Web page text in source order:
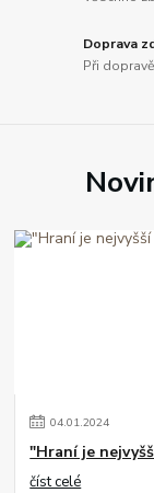
Doprava
Při
04.01.2024
"Hraní je
číst celé